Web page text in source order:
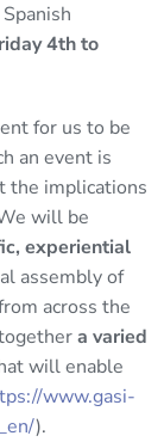
4th to
for us to be
an event is
the implications
will be
experiential
assembly of
across the
a varied
will enable
www.gasi-
).